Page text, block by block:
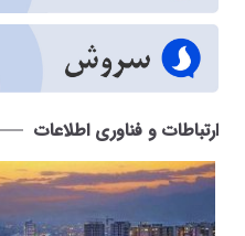
عبور از بحران جنگ در سایه
ارکان حکومت میسر شد
9:32
مجتمع امداد و نجات آزادراه
هفته دولت به بهره ‌برداری می‌ رسد
درباره روزهای سرنوشت‌ساز تابستان
11:27 جهاد خدمت در محلات
اطلاع‌رسانی درست و حرفه‌ای
بحران، موجب آرامش افکار عمومی
ارتباطات و فناوری اطلاعات